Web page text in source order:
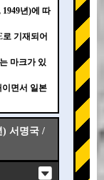
년)에 따
기재되어
마크가 있
면서 일본
) 서명국 /